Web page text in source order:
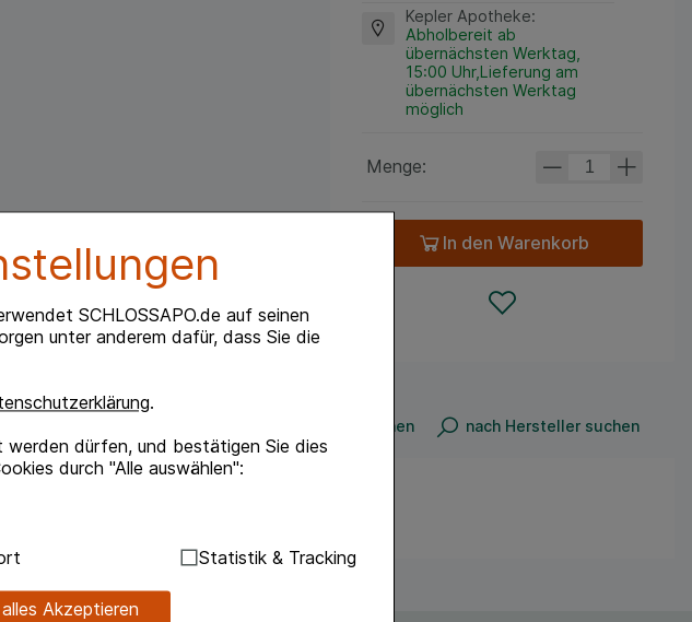
SCHLOSSAPO.de auf seinen
unter anderem dafür, dass Sie die
.
dürfen, und bestätigen Sie dies
durch "Alle auswählen":
die für die Grundfunktionen unserer
Statistik & Tracking
alles Akzeptieren
Kepler Apotheke:
Abholbereit ab
übernächsten Werktag,
15:00 Uhr,Lieferung am
übernächsten Werktag
möglich
Menge:
In den Warenkorb
nach Produkt suchen nach Hersteller suchen